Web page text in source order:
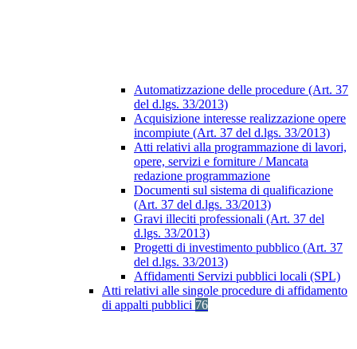
Automatizzazione delle procedure (Art. 37
del d.lgs. 33/2013)
Acquisizione interesse realizzazione opere
incompiute (Art. 37 del d.lgs. 33/2013)
Atti relativi alla programmazione di lavori,
opere, servizi e forniture / Mancata
redazione programmazione
Documenti sul sistema di qualificazione
(Art. 37 del d.lgs. 33/2013)
Gravi illeciti professionali (Art. 37 del
d.lgs. 33/2013)
Progetti di investimento pubblico (Art. 37
del d.lgs. 33/2013)
Affidamenti Servizi pubblici locali (SPL)
Atti relativi alle singole procedure di affidamento
di appalti pubblici 76